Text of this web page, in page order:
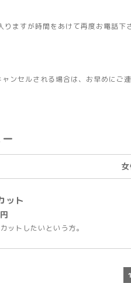
ますが時間をあけて再度お電話下
セルされる場合は、お早めにご
ット
ットしたいという方。
1